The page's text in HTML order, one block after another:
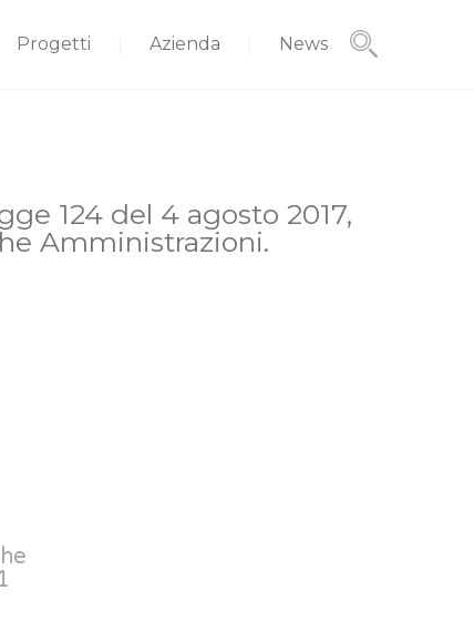
Progetti Azienda News
124 del 4 agosto 2017,
Amministrazioni.